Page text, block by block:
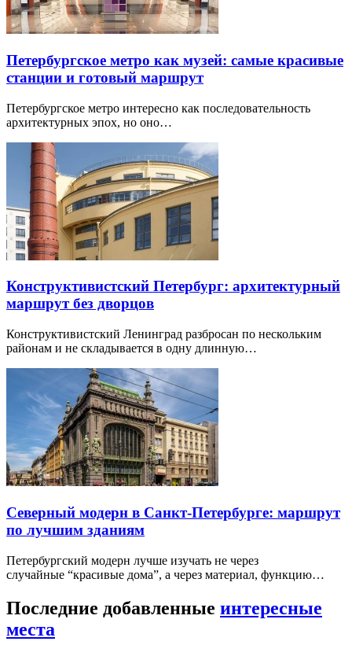
Петербургское метро как музей: самые красивые
станции и готовый маршрут
Петербургское метро интересно как последовательность
архитектурных эпох, но оно…
Конструктивистский Петербург: архитектурный
маршрут без дворцов
Конструктивистский Ленинград разбросан по нескольким
районам и не складывается в одну длинную…
Северный модерн в Санкт-Петербурге: маршрут
по лучшим зданиям
Петербургский модерн лучше изучать не через
случайные “красивые дома”, а через материал, функцию…
Последние добавленные интересные
места